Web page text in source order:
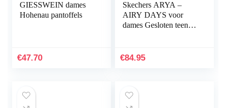
GIESSWEIN dames
Hohenau pantoffels
€47.70
Skechers ARYA –
AIRY DAYS voor
dames Gesloten teen
€84.95